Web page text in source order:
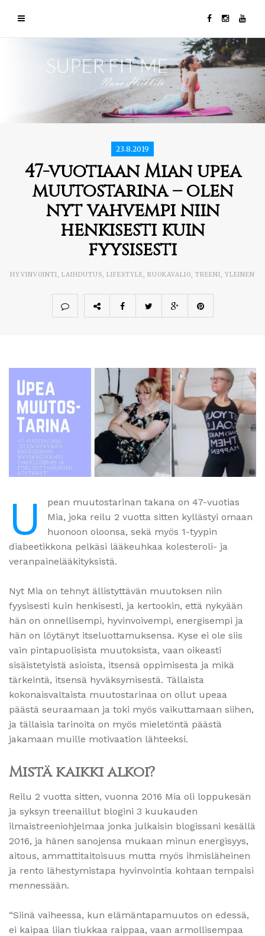
23.8.2019
47-vuotiaan Mian upea
muutostarina – olen
nyt vahvempi niin
henkisesti kuin
fyysisesti
HYVINVOINTI, LAIHDUTUS, LIFESTYLE, RUOKAVALIO, TREENI, YLEINEN
U
pean muutostarinan takana on 47-vuotias
Mia, joka reilu 2 vuotta sitten kyllästyi omaan
huonoon oloonsa, sekä myös 1-tyypin
diabeetikkona pelkäsi lääkeuhkaa kolesteroli- ja
veranpainelääkityksistä.
Nyt Mia on tehnyt ällistyttävän muutoksen niin
fyysisesti kuin henkisesti, ja kertookin, että nykyään
hän on onnellisempi, hyvinvoivempi, energisempi ja
hän on löytänyt itseluottamuksensa. Kyse ei ole siis
vain pintapuolisista muutoksista, vaan oikeasti
sisäistetyistä asioista, itsensä oppimisesta ja mikä
tärkeintä, itsensä hyväksymisestä. Tällaista
kokonaisvaltaista muutostarinaa on ollut upeaa
päästä seuraamaan ja toki myös vaikuttamaan siihen,
ja tällaisia tarinoita on myös mieletöntä päästä
jakamaan muille motivaation lähteeksi.
Mistä kaikki alkoi?
Reilu 2 vuotta sitten, vuonna 2016 Mia oli loppukesän
ja syksyn treenaillut blogini 3 kuukauden
ilmaistreeniohjelmaa jonka julkaisin blogissani kesällä
2016, ja hänen sanojensa mukaan minun energisyys,
aitous, ammattitaitoisuus mutta myös ihmisläheinen
ja rento lähestymistapa hyvinvointia kohtaan tempaisi
mennessään.
“Siinä vaiheessa, kun elämäntapamuutos on edessä,
ei kaipaa liian tiukkaa raippaa, vaan armollisempaa